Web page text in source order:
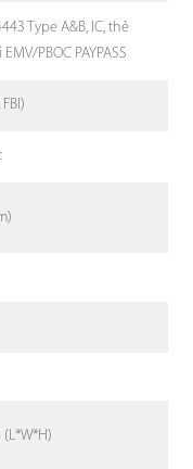
Type A&B, IC, thẻ
PBOC PAYPASS